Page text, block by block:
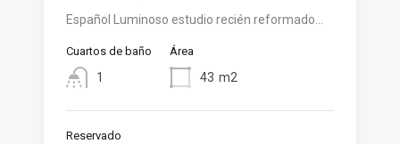
Español Luminoso estudio recién reformado…
Cuartos de baño
1
Área
43 m2
Reservado